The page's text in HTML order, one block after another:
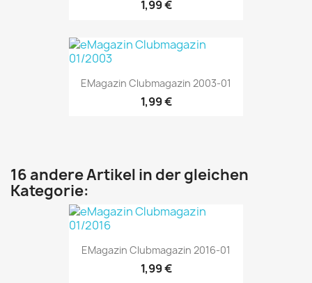
1,99 €
EMagazin Clubmagazin 2003-01
1,99 €
16 andere Artikel in der gleichen
Kategorie:
EMagazin Clubmagazin 2016-01
1,99 €